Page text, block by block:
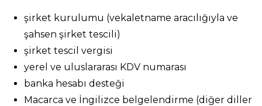
şirket kurulumu (vekaletname aracılığıyla ve
şahsen şirket tescili)
şirket tescil vergisi
yerel ve uluslararası KDV numarası
banka hesabı desteği
Macarca ve İngilizce belgelendirme (diğer diller